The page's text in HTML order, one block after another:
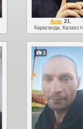
Али ,21
Караганда,
1